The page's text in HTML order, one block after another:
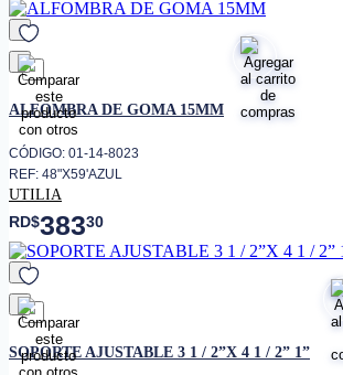
favorito
ALFOMBRA DE GOMA 15MM
CÓDIGO: 01-14-8023
REF: 48"X59'AZUL
UTILIA
RD$38330
favorito
SOPORTE AJUSTABLE 3 1 / 2”X 4 1 / 2” 1”